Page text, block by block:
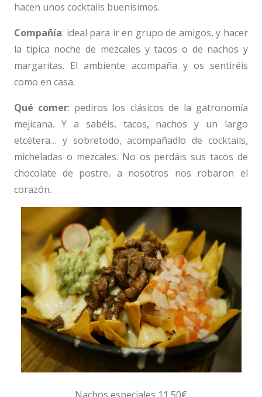
hacen unos cocktails buenísimos.
Compañía: ideal para ir en grupo de amigos, y hacer
la tipica noche de mezcales y tacos o de nachos y
margaritas. El ambiente acompaña y os sentiréis
como en casa.
Qué comer: pediros los clásicos de la gatronomía
mejicana. Y a sabéis, tacos, nachos y un largo
etcétera… y sobretodo, acompañadlo de cocktails,
micheladas o mezcales. No os perdáis sus tacos de
chocolate de postre, a nosotros nos robaron el
corazón.